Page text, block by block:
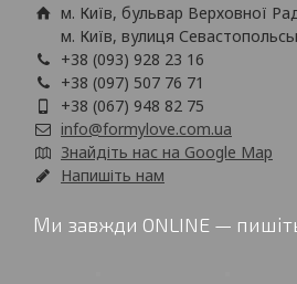
м. Київ, бульвар Верховної
м. Київ, вулиця
+38 (093) 928 23 16
+38 (097) 507 76 71
+38 (067) 948 82 75
info@formylove.com.ua
Знайдіть нас на Google Map
Напишіть нам
Ми завжди ONLINE —